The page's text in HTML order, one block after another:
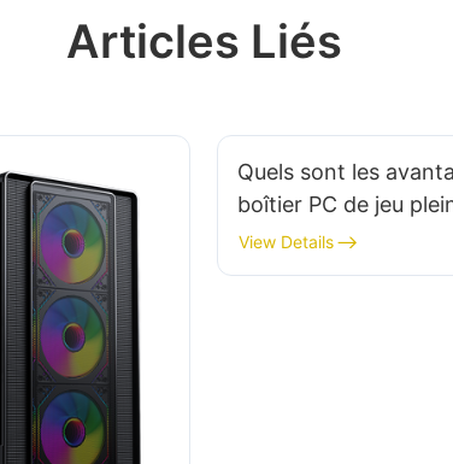
Articles Liés
Quels sont les
boîtier PC de jeu
les joueurs sérieux ?
View Details